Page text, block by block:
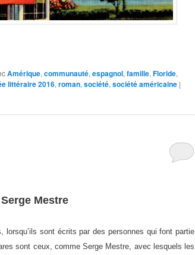
Amérique, communauté, espagnol, famille, Floride,
littéraire 2016, roman, société, société américaine |
Mestre
lorsqu’ils sont écrits par des personnes qui font partie
sont ceux, comme Serge Mestre, avec lesquels les